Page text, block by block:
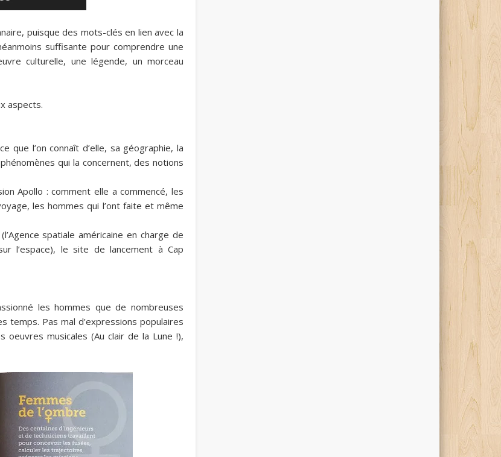
puisque des mots-clés en lien avec la
suffisante pour comprendre une
culturelle, une légende, un morceau
aspects.
que l’on connaît d’elle, sa géographie, la
qui la concernent, des notions
Apollo : comment elle a commencé, les
les hommes qui l’ont faite et même
spatiale américaine en charge de
l’espace), le site de lancement à Cap
les hommes que de nombreuses
temps. Pas mal d’expressions populaires
musicales (Au clair de la Lune !),